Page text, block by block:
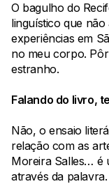
O bagulho do
linguístico que
experiências em
no meu corpo.
estranho.
Falando do livro,
Não, o ensaio
relação com as
Moreira Salles… é
através da